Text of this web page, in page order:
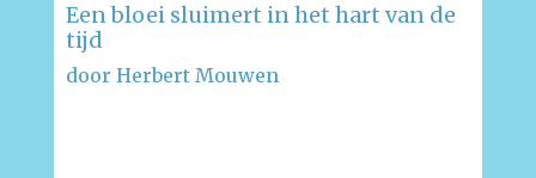
Een bloei sluimert in het hart van de
tijd
door Herbert Mouwen